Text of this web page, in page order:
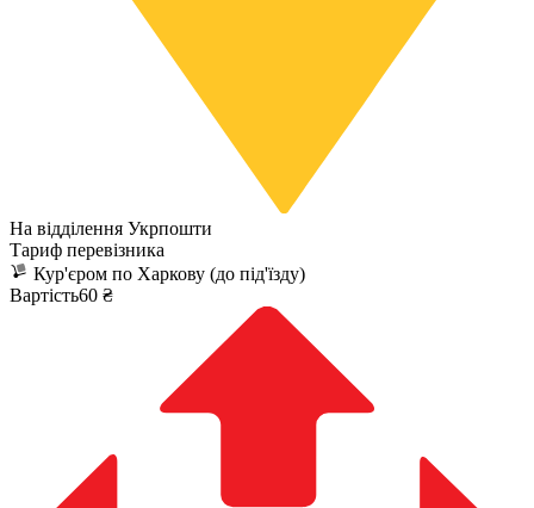
На відділення Укрпошти
Тариф перевізника
Кур'єром по Харкову (до під'їзду)
Вартість60 ₴